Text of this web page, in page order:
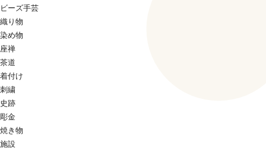
ビーズ手芸
織り物
染め物
座禅
茶道
着付け
刺繍
史跡
彫金
焼き物
施設